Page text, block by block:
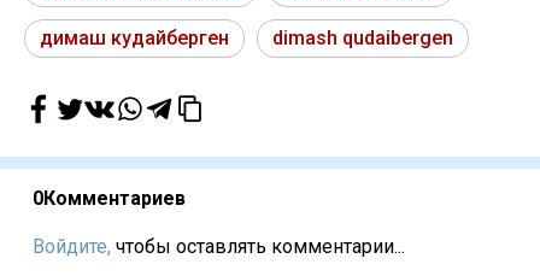
димаш кудайберген dimash qudaibergen
0Комментариев
Войдите, чтобы оставлять комментарии...